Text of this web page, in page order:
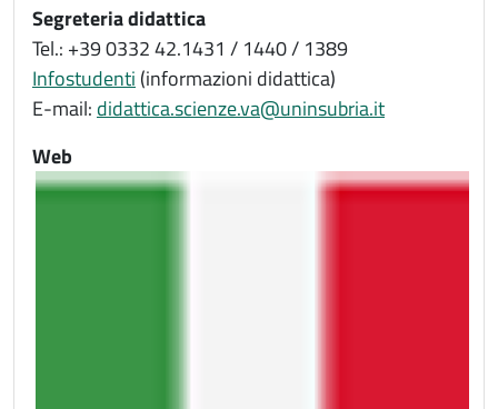
Segreteria didattica
Tel.: +39 0332 42.1431 / 1440 / 1389
Infostudenti (informazioni didattica)
E-mail: didattica.scienze.va@uninsubria.it
Web